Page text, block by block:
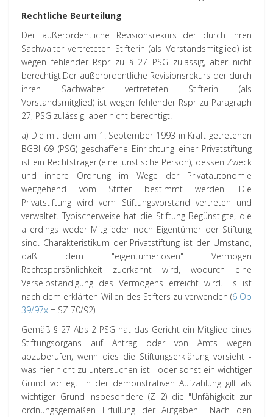
Rechtliche Beurteilung
Der außerordentliche Revisionsrekurs der durch ihren
Sachwalter vertreteten Stifterin (als Vorstandsmitglied) ist
wegen fehlender Rspr zu § 27 PSG zulässig, aber nicht
berechtigt.Der außerordentliche Revisionsrekurs der durch
ihren Sachwalter vertreteten Stifterin (als
Vorstandsmitglied) ist wegen fehlender Rspr zu Paragraph
27, PSG zulässig, aber nicht berechtigt.
a) Die mit dem am 1. September 1993 in Kraft getretenen
BGBl 69 (PSG) geschaffene Einrichtung einer Privatstiftung
ist ein Rechtsträger (eine juristische Person), dessen Zweck
und innere Ordnung im Wege der Privatautonomie
weitgehend vom Stifter bestimmt werden. Die
Privatstiftung wird vom Stiftungsvorstand vertreten und
verwaltet. Typischerweise hat die Stiftung Begünstigte, die
allerdings weder Mitglieder noch Eigentümer der Stiftung
sind. Charakteristikum der Privatstiftung ist der Umstand,
daß dem "eigentümerlosen" Vermögen
Rechtspersönlichkeit zuerkannt wird, wodurch eine
Verselbständigung des Vermögens erreicht wird. Es ist
nach dem erklärten Willen des Stifters zu verwenden (6 Ob
39/97x = SZ 70/92).
Gemäß § 27 Abs 2 PSG hat das Gericht ein Mitglied eines
Stiftungsorgans auf Antrag oder von Amts wegen
abzuberufen, wenn dies die Stiftungserklärung vorsieht -
was hier nicht zu untersuchen ist - oder sonst ein wichtiger
Grund vorliegt. In der demonstrativen Aufzählung gilt als
wichtiger Grund insbesondere (Z 2) die "Unfähigkeit zur
ordnungsgemäßen Erfüllung der Aufgaben". Nach den